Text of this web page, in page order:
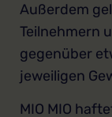
Außerdem
Teilnehmern
gegenüber
jeweiligen
MIO MIO